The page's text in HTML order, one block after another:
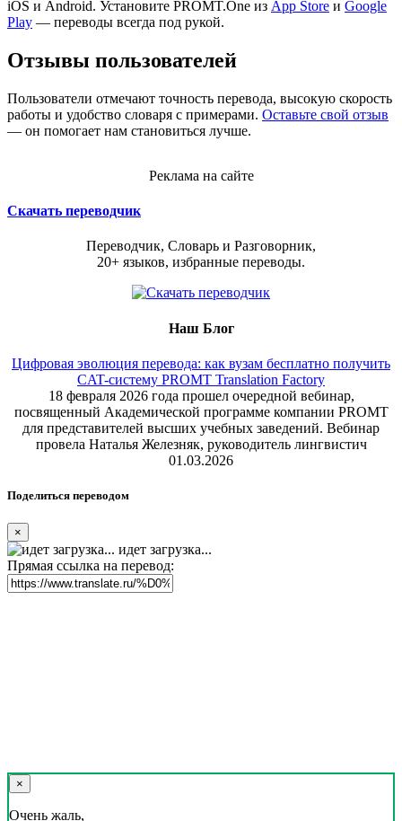
iOS и Android. Установите PROMT.One из App Store и Google
Play — переводы всегда под рукой.
Отзывы пользователей
Пользователи отмечают точность перевода, высокую скорость
работы и удобство словаря с примерами. Оставьте свой отзыв
— он помогает нам становиться лучше.
Реклама на сайте
Скачать переводчик
Переводчик, Словарь и Разговорник,
20+ языков, избранные переводы.
Наш Блог
Цифровая эволюция перевода: как вузам бесплатно получить
CAT-систему PROMT Translation Factory
18 февраля 2026 года прошел очередной вебинар,
посвященный Академической программе компании PROMT
для представителей высших учебных заведений. Вебинар
провела Наталья Железняк, руководитель лингвистич
01.03.2026
Поделиться переводом
×
идет загрузка...
Прямая ссылка на перевод:
×
Очень жаль,